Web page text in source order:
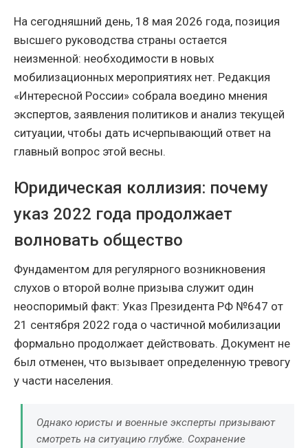
На сегодняшний день, 18 мая 2026 года, позиция
высшего руководства страны остается
неизменной: необходимости в новых
мобилизационных мероприятиях нет. Редакция
«Интересной России» собрала воедино мнения
экспертов, заявления политиков и анализ текущей
ситуации, чтобы дать исчерпывающий ответ на
главный вопрос этой весны.
Юридическая коллизия: почему
указ 2022 года продолжает
волновать общество
Фундаментом для регулярного возникновения
слухов о второй волне призыва служит один
неоспоримый факт: Указ Президента РФ №647 от
21 сентября 2022 года о частичной мобилизации
формально продолжает действовать. Документ не
был отменен, что вызывает определенную тревогу
у части населения.
Однако юристы и военные эксперты призывают
смотреть на ситуацию глубже. Сохранение